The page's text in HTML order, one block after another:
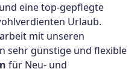
eine top-gepflegte
Urlaub.
mit unseren
sehr günstige und flexible
für Neu- und